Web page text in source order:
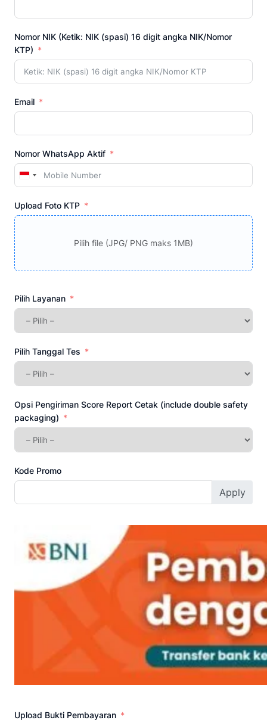
Nomor NIK (Ketik: NIK (spasi) 16 digit angka NIK/Nomor
KTP)
Email
Nomor WhatsApp Aktif
Indonesia
Upload Foto KTP
Pilih file (JPG/ PNG maks 1MB)
Pilih Layanan
Pilih Tanggal Tes
Opsi Pengiriman Score Report Cetak (include double safety
packaging)
Kode Promo
Apply
Upload Bukti Pembayaran